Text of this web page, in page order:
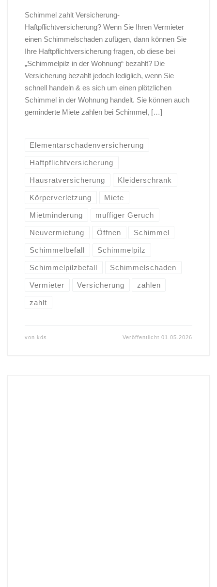
Schimmel zahlt Versicherung-
Haftpflichtversicherung? Wenn Sie Ihren Vermieter
einen Schimmelschaden zufügen, dann können Sie
Ihre Haftpflichtversicherung fragen, ob diese bei
„Schimmelpilz in der Wohnung“ bezahlt? Die
Versicherung bezahlt jedoch lediglich, wenn Sie
schnell handeln & es sich um einen plötzlichen
Schimmel in der Wohnung handelt. Sie können auch
geminderte Miete zahlen bei Schimmel, […]
Elementarschadenversicherung
Haftpflichtversicherung
Hausratversicherung Kleiderschrank
Körperverletzung Miete
Mietminderung muffiger Geruch
Neuvermietung Öffnen Schimmel
Schimmelbefall Schimmelpilz
Schimmelpilzbefall Schimmelschaden
Vermieter Versicherung zahlen
zahlt
von kds Veröffentlicht01.05.2026